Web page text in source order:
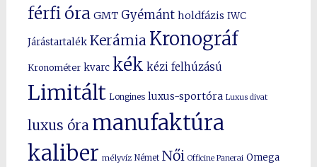
férfi óra GMT Gyémánt holdfázis IWC
Járástartalék Kerámia Kronográf
Kronométer kvarc kék kézi felhúzású
Limitált Longines luxus-sportóra Luxus divat
luxus óra manufaktúra
kaliber mélyvíz Német Női Officine Panerai Omega